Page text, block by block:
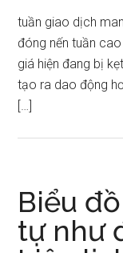
tuần giao dịch
đóng nến tuần
giá hiện đang bị
tạo ra dao động
[…]
Biểu
tự như